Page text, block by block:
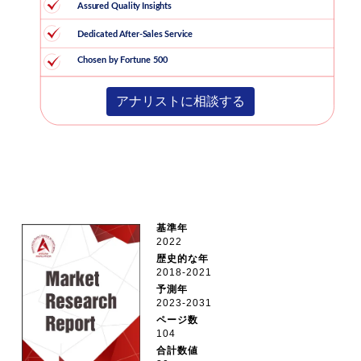
アナリストに相談する
基準年
2022
歴史的な年
2018-2021
予測年
2023-2031
ページ数
104
合計数値